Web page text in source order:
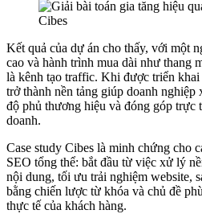
Kết quả của dự án cho thấy, với một
cao và hành trình mua dài như thang
là kênh tạo traffic. Khi được triển
trở thành nền tảng giúp doanh
độ phủ thương hiệu và đóng góp trực
doanh.
Case study Cibes là minh chứng cho
SEO tổng thể: bắt đầu từ việc xử lý
nội dung, tối ưu trải nghiệm website,
bằng chiến lược từ khóa và chủ đề
thực tế của khách hàng.